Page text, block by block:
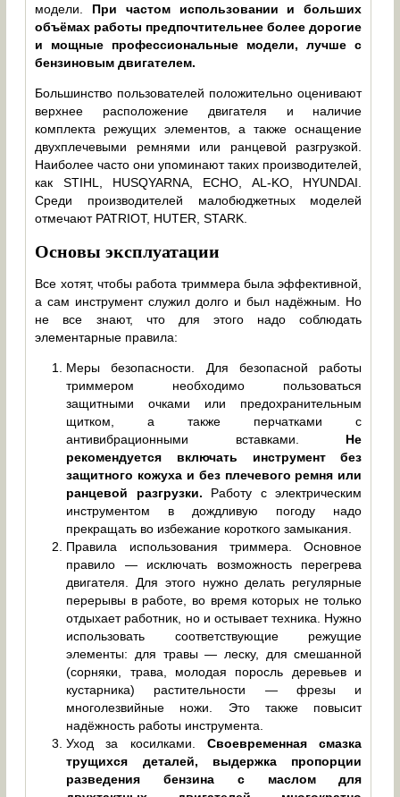
модели. При частом использовании и больших
объёмах работы предпочтительнее более дорогие
и мощные профессиональные модели, лучше с
бензиновым двигателем.
Большинство пользователей положительно оценивают
верхнее расположение двигателя и наличие
комплекта режущих элементов, а также оснащение
двухплечевыми ремнями или ранцевой разгрузкой.
Наиболее часто они упоминают таких производителей,
как STIHL, HUSQYARNA, ECHO, AL-KO, HYUNDAI.
Среди производителей малобюджетных моделей
отмечают PATRIOT, HUTER, STARK.
Основы эксплуатации
Все хотят, чтобы работа триммера была эффективной,
а сам инструмент служил долго и был надёжным. Но
не все знают, что для этого надо соблюдать
элементарные правила:
Меры безопасности. Для безопасной работы
триммером необходимо пользоваться
защитными очками или предохранительным
щитком, а также перчатками с
антивибрационными вставками. Не
рекомендуется включать инструмент без
защитного кожуха и без плечевого ремня или
ранцевой разгрузки. Работу с электрическим
инструментом в дождливую погоду надо
прекращать во избежание короткого замыкания.
Правила использования триммера. Основное
правило — исключать возможность перегрева
двигателя. Для этого нужно делать регулярные
перерывы в работе, во время которых не только
отдыхает работник, но и остывает техника. Нужно
использовать соответствующие режущие
элементы: для травы — леску, для смешанной
(сорняки, трава, молодая поросль деревьев и
кустарника) растительности — фрезы и
многолезвийные ножи. Это также повысит
надёжность работы инструмента.
Уход за косилками.Своевременная смазка
трущихся деталей, выдержка пропорции
разведения бензина с маслом для